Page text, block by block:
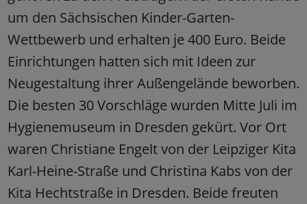
um den Sächsischen Kinder-Garten-
Wettbewerb und erhalten je 400 Euro. Beide
Einrichtungen hatten sich mit Ideen zur
Neugestaltung ihrer Außengelände beworben.
Die besten 30 Vorschläge wurden Mitte Juli im
Hygienemuseum in Dresden gekürt. Vor Ort
waren Christiane Engelt von der Leipziger Kita
Karl-Heine-Straße und Christina Kabs von der
Kita Hechtstraße in Dresden. Beide freuten